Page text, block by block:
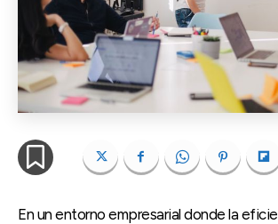
En un entorno empresarial donde la